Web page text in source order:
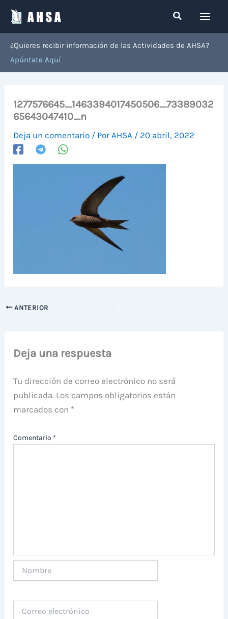
contenido
Buscar
¿Quieres recibir información de las Actividades de AHSA?
Apúntate Aquí
1277576645_1463394017450506_73389032
65643047410_n
Deja un comentario / Por AHSA / 20 abril, 2022
ANTERIOR
Deja una respuesta
Tu dirección de correo electrónico no será
publicada. Los campos obligatorios están
marcados con *
Comentario *
electrónico